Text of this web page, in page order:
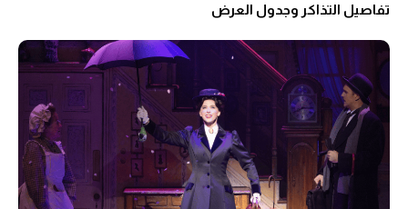
تفاصيل التذاكر وجدول العرض